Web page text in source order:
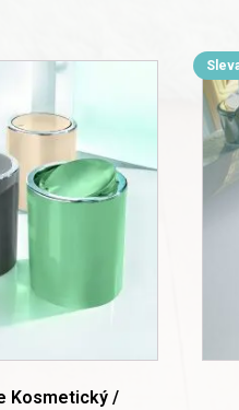
Kosmetický /